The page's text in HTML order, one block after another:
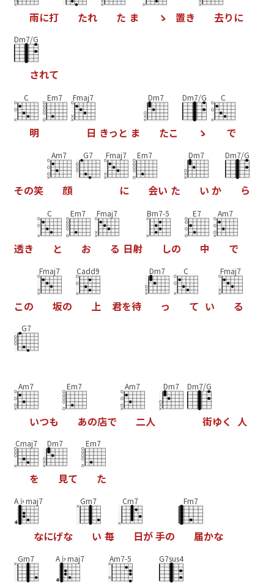
雨に打 たれ た ま ゝ 置き 去り に
Dm7/G
されて
C
明
Em7 Fmaj7
日 きっ と ま
Dm7
たこ
Dm7/G
ゝ
C
で
その笑
Am7
顔
G7 Fmaj7
に
Em7
会い た
Dm7
い か
Dm7/G
ら
透き
C
と
Em7
お
Fmaj7
る 日射
Bm7-5
しの
E7
中
Am7
で
この
Fmaj7
坂の
Cadd9
上 君を待
Dm7
っ
C
て い
Fmaj7
る
G7
Am7
いつも
Em7
あの店で
Am7
二人
Dm7 Dm7/G
街ゆく 人
Cmaj7
を
Dm7
見て
Em7
た
A♭maj7
なにげな
Gm7
い 毎
Cm7
日が手の
Fm7
届かな
Gm7 A♭maj7 Am7-5 G7sus4